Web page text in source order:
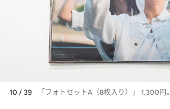
10 / 39 「フォトセットA（8枚入り）」 1,300円。